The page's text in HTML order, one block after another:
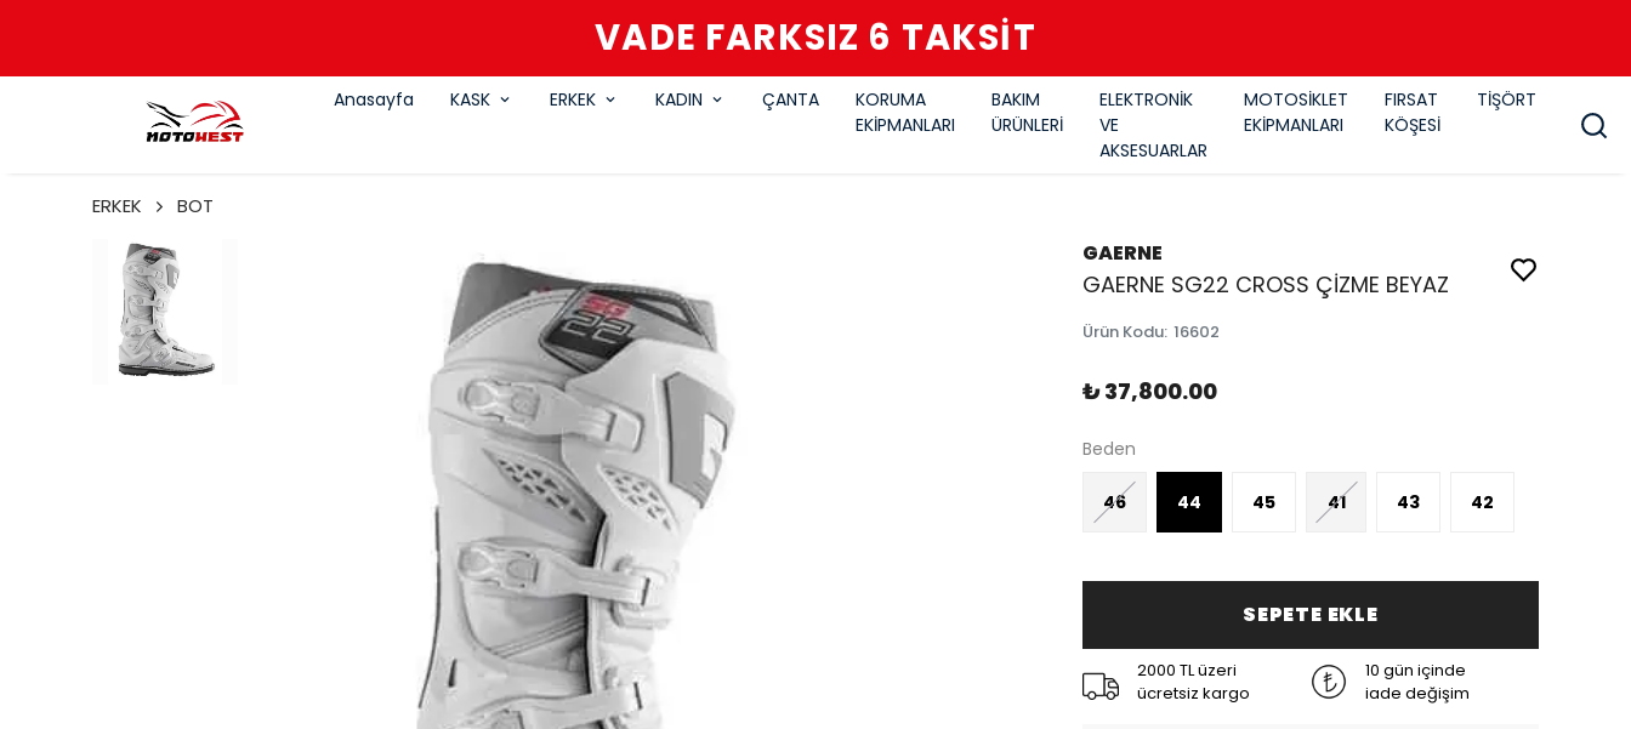
VADE FARKSIZ 6 TAKSİT
Anasayfa KASK ERKEK KADIN ÇANTA
KORUMA
EKİPMANLARI
BAKIM
ÜRÜNLERİ
ELEKTRONİK
VE
AKSESUARLAR
MOTOSİKLET
EKİPMANLARI
FIRSAT
KÖŞESİ
TİŞÖRT
ERKEK BOT
GAERNE
GAERNE SG22 CROSS ÇİZME BEYAZ
Ürün Kodu: 16602
₺ 37,800.00
Beden
46 44 45 41 43 42
SEPETE EKLE
2000 TL üzeri
ücretsiz kargo
10 gün içinde
iade değişim